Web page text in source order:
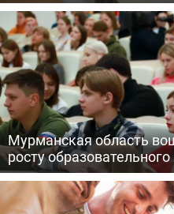
Мурманская область
росту